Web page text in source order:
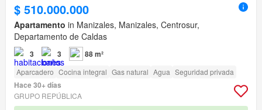
$ 510.000.000
Apartamento in Manizales, Manizales, Centrosur,
Departamento de Caldas
3 3 88 m²
Aparcadero Cocina integral Gas natural Agua Seguridad privada
Hace 30+ días
GRUPO REPÚBLICA